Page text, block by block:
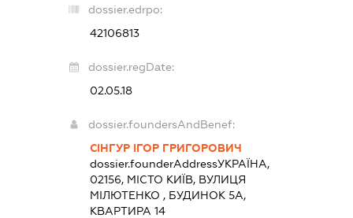
dossier.edrpo:
42106813
dossier.regDate:
02.05.18
dossier.foundersAndBenef:
СІНГУР ІГОР ГРИГОРОВИЧ
dossier.founderAddressУКРАЇНА,
02156, МІСТО КИЇВ, ВУЛИЦЯ
МІЛЮТЕНКО , БУДИНОК 5А,
КВАРТИРА 14